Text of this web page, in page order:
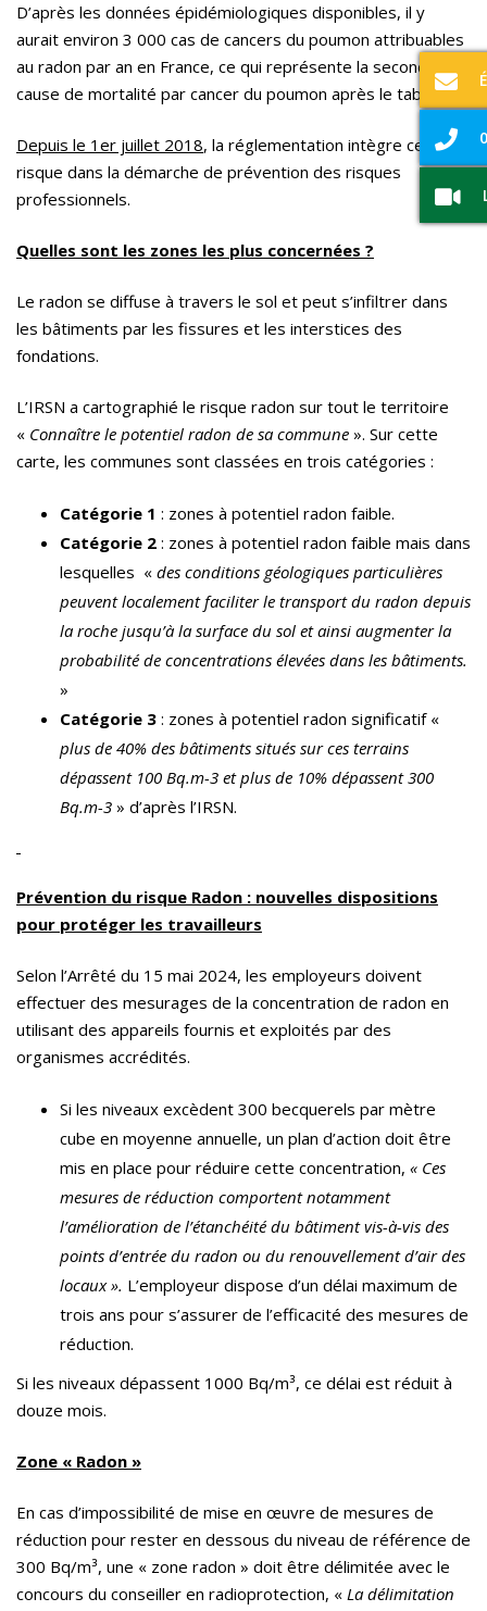
D’après les données épidémiologiques disponibles, il y
aurait environ 3 000 cas de cancers du poumon attribuables
au radon par an en France, ce qui représente la seconde
cause de mortalité par cancer du poumon après le tabac.
Depuis le 1er juillet 2018, la réglementation intègre ce
risque dans la démarche de prévention des risques
professionnels.
Quelles sont les zones les plus concernées ?
Le radon se diffuse à travers le sol et peut s’infiltrer dans
les bâtiments par les fissures et les interstices des
fondations.
L’IRSN a cartographié le risque radon sur tout le territoire
« Connaître le potentiel radon de sa commune ». Sur cette
carte, les communes sont classées en trois catégories :
Catégorie 1 : zones à potentiel radon faible.
Catégorie 2 : zones à potentiel radon faible mais dans
lesquelles « des conditions géologiques particulières
peuvent localement faciliter le transport du radon depuis
la roche jusqu’à la surface du sol et ainsi augmenter la
probabilité de concentrations élevées dans les bâtiments.
»
Catégorie 3 : zones à potentiel radon significatif «
plus de 40% des bâtiments situés sur ces terrains
dépassent 100 Bq.m-3 et plus de 10% dépassent 300
Bq.m-3 » d’après l’IRSN.
Prévention du risque Radon : nouvelles dispositions
pour protéger les travailleurs
Selon l’Arrêté du 15 mai 2024, les employeurs doivent
effectuer des mesurages de la concentration de radon en
utilisant des appareils fournis et exploités par des
organismes accrédités.
Si les niveaux excèdent 300 becquerels par mètre
cube en moyenne annuelle, un plan d’action doit être
mis en place pour réduire cette concentration, « Ces
mesures de réduction comportent notamment
l’amélioration de l’étanchéité du bâtiment vis-à-vis des
points d’entrée du radon ou du renouvellement d’air des
locaux ». L’employeur dispose d’un délai maximum de
trois ans pour s’assurer de l’efficacité des mesures de
réduction.
Si les niveaux dépassent 1000 Bq/m³, ce délai est réduit à
douze mois.
Zone « Radon »
En cas d’impossibilité de mise en œuvre de mesures de
réduction pour rester en dessous du niveau de référence de
300 Bq/m³, une « zone radon » doit être délimitée avec le
concours du conseiller en radioprotection, « La délimitation